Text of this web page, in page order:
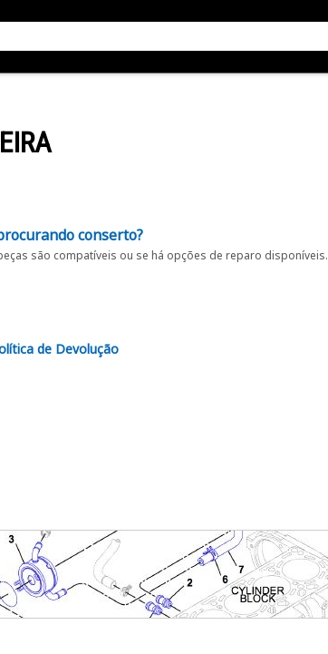
conserto?
são compatíveis ou se há opções de reparo disponíveis.
de Devolução